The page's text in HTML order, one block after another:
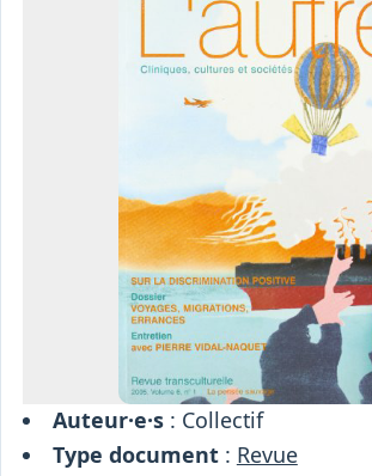
Ressources
Auteur·e·s: Collectif
Type document: Revue